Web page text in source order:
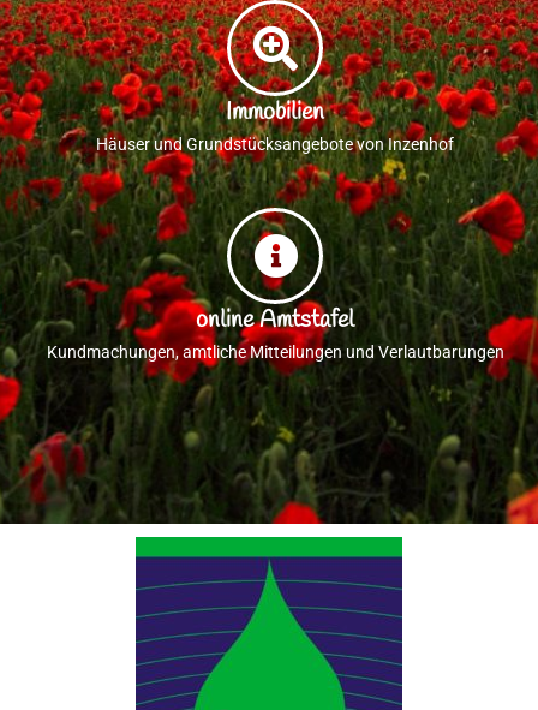
Immobilien
Häuser und Grundstücksangebote von Inzenhof
online Amtstafel
Kundmachungen, amtliche Mitteilungen und Verlautbarungen